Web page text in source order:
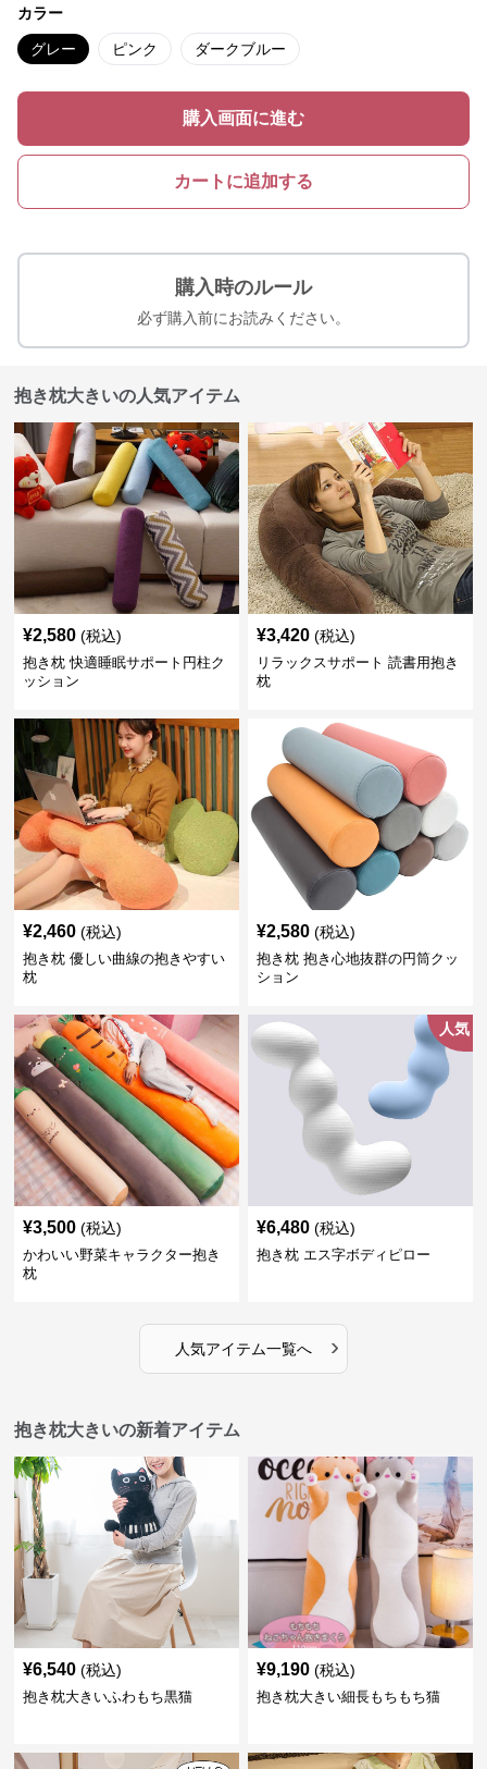
カラー
グレー ピンク ダークブルー
購入画面に進む
カートに追加する
購入時のルール
必ず購入前にお読みください。
抱き枕大きいの人気アイテム
¥2,580 (税込)
抱き枕 快適睡眠サポート円柱ク
ッション
¥3,420 (税込)
リラックスサポート 読書用抱き
枕
¥2,460 (税込)
抱き枕 優しい曲線の抱きやすい
枕
¥2,580 (税込)
抱き枕 抱き心地抜群の円筒クッ
ション
¥3,500 (税込)
かわいい野菜キャラクター抱き
枕
人気
¥6,480 (税込)
抱き枕 エス字ボディピロー
人気アイテム一覧へ ›
抱き枕大きいの新着アイテム
¥6,540 (税込)
抱き枕大きいふわもち黒猫
¥9,190 (税込)
抱き枕大きい細長もちもち猫